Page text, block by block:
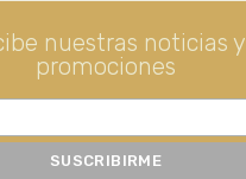
nuestras noticias y
promociones